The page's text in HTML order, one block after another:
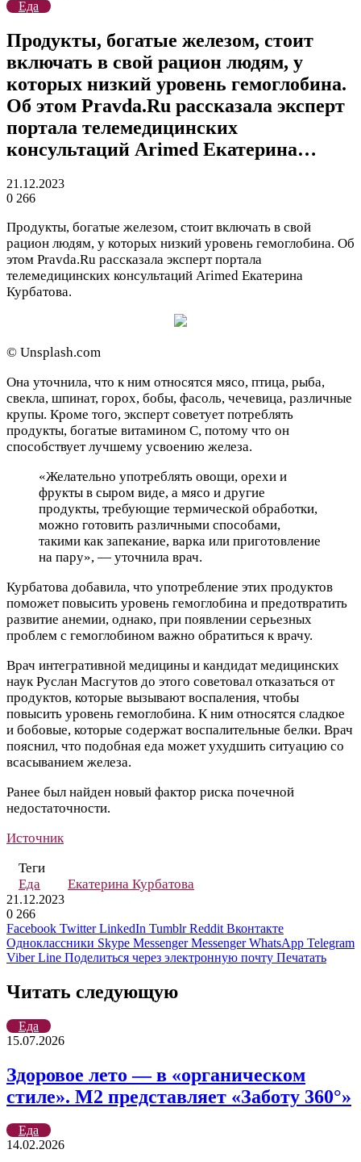
Еда
Продукты, богатые железом, стоит
включать в свой рацион людям, у
которых низкий уровень гемоглобина.
Об этом Pravda.Ru рассказала эксперт
портала телемедицинских
консультаций Arimed Екатерина…
21.12.2023
0 266
Продукты, богатые железом, стоит включать в свой
рацион людям, у которых низкий уровень гемоглобина. Об
этом Pravda.Ru рассказала эксперт портала
телемедицинских консультаций Arimed Екатерина
Курбатова.
© Unsplash.com
Она уточнила, что к ним относятся мясо, птица, рыба,
свекла, шпинат, горох, бобы, фасоль, чечевица, различные
крупы. Кроме того, эксперт советует потреблять
продукты, богатые витамином C, потому что он
способствует лучшему усвоению железа.
«Желательно употреблять овощи, орехи и
фрукты в сыром виде, а мясо и другие
продукты, требующие термической обработки,
можно готовить различными способами,
такими как запекание, варка или приготовление
на пару», — уточнила врач.
Курбатова добавила, что употребление этих продуктов
поможет повысить уровень гемоглобина и предотвратить
развитие анемии, однако, при появлении серьезных
проблем с гемоглобином важно обратиться к врачу.
Врач интегративной медицины и кандидат медицинских
наук Руслан Масгутов до этого советовал отказаться от
продуктов, которые вызывают воспаления, чтобы
повысить уровень гемоглобина. К ним относятся сладкое
и бобовые, которые содержат воспалительные белки. Врач
пояснил, что подобная еда может ухудшить ситуацию со
всасыванием железа.
Ранее был найден новый фактор риска почечной
недостаточности.
Источник
Теги
Еда
Екатерина Курбатова
21.12.2023
0 266
Facebook Twitter LinkedIn Tumblr Reddit Вконтакте
Одноклассники Skype Messenger Messenger WhatsApp Telegram
Viber Line Поделиться через электронную почту Печатать
Читать следующую
Еда
15.07.2026
Здоровое лето — в «органическом
стиле». М2 представляет «Заботу 360°»
Еда
14.02.2026